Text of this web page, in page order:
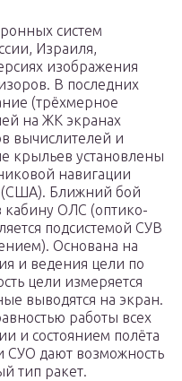
систем
Израиля,
изображения
В последних
(трёхмерное
на ЖК экранах
вычислителей и
крыльев установлены
навигации
(США). Ближний бой
кабину ОЛС (оптико-
подсистемой СУВ
Основана на
и ведения цели по
цели измеряется
выводятся на экран.
работы всех
и состоянием полёта
СУО дают возможность
тип ракет.